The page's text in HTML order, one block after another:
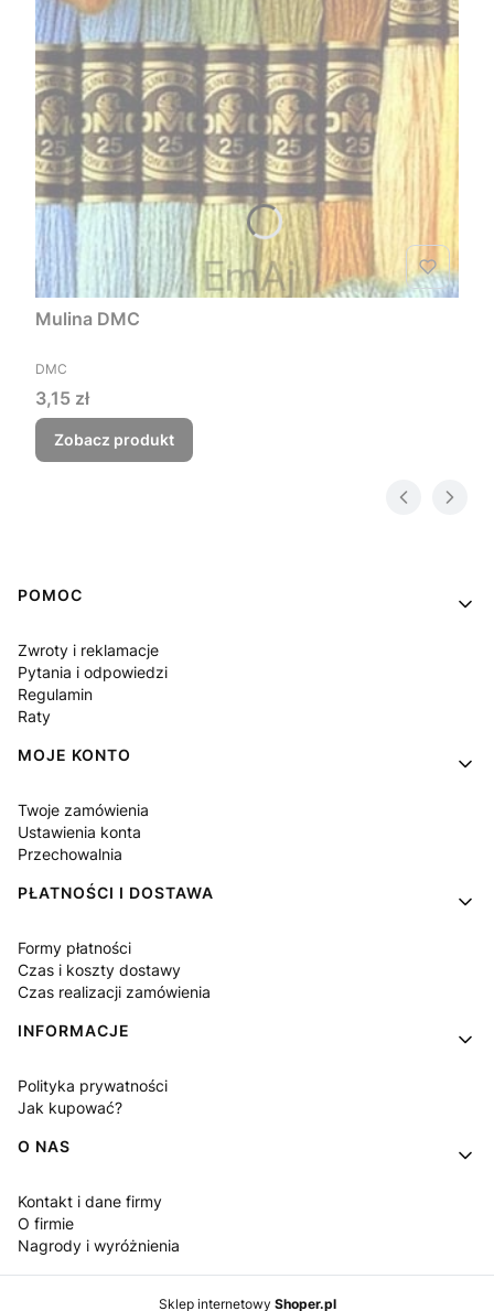
Mulina DMC
PRODUCENT
DMC
Cena
3,15 zł
Zobacz produkt
Linki w stopce
POMOC
Zwroty i reklamacje
Pytania i odpowiedzi
Regulamin
Raty
MOJE KONTO
Twoje zamówienia
Ustawienia konta
Przechowalnia
PŁATNOŚCI I DOSTAWA
Formy płatności
Czas i koszty dostawy
Czas realizacji zamówienia
INFORMACJE
Polityka prywatności
Jak kupować?
O NAS
Kontakt i dane firmy
O firmie
Nagrody i wyróżnienia
Sklep internetowy Shoper.pl